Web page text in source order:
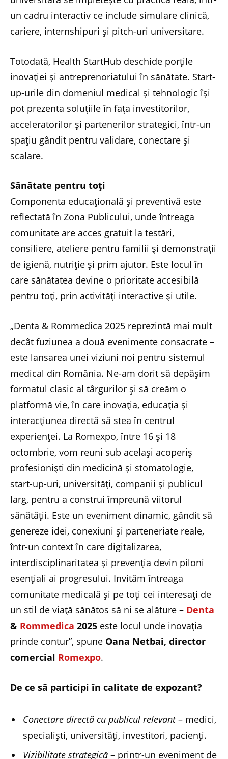
un cadru interactiv ce include simulare clinică,
cariere, internshipuri și pitch-uri universitare.
Totodată, Health StartHub deschide porțile
inovației și antreprenoriatului în sănătate. Start-
up-urile din domeniul medical și tehnologic își
pot prezenta soluțiile în fața investitorilor,
acceleratorilor și partenerilor strategici, într-un
spațiu gândit pentru validare, conectare și
scalare.
Sănătate pentru toți
Componenta educațională și preventivă este
reflectată în Zona Publicului, unde întreaga
comunitate are acces gratuit la testări,
consiliere, ateliere pentru familii și demonstrații
de igienă, nutriție și prim ajutor. Este locul în
care sănătatea devine o prioritate accesibilă
pentru toți, prin activități interactive și utile.
„Denta & Rommedica 2025 reprezintă mai mult
decât fuziunea a două evenimente consacrate –
este lansarea unei viziuni noi pentru sistemul
medical din România. Ne-am dorit să depășim
formatul clasic al târgurilor și să creăm o
platformă vie, în care inovația, educația și
interacțiunea directă să stea în centrul
experienței. La Romexpo, între 16 și 18
octombrie, vom reuni sub același acoperiș
profesioniști din medicină și stomatologie,
start-up-uri, universități, companii și publicul
larg, pentru a construi împreună viitorul
sănătății. Este un eveniment dinamic, gândit să
genereze idei, conexiuni și parteneriate reale,
într-un context în care digitalizarea,
interdisciplinaritatea și prevenția devin piloni
esențiali ai progresului. Invităm întreaga
comunitate medicală și pe toți cei interesați de
un stil de viață sănătos să ni se alăture – Denta
& Rommedica 2025 este locul unde inovația
prinde contur”, spune Oana Netbai, director
comercial Romexpo.
De ce să participi în calitate de expozant?
Conectare directă cu publicul relevant– medici,
specialiști, universități, investitori, pacienți.
Vizibilitate strategică – printr-un eveniment de